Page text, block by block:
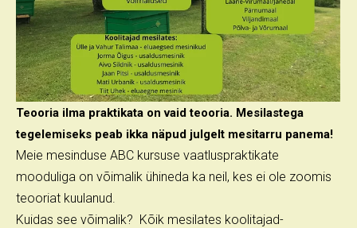
Teooria ilma praktikata on vaid teooria. Mesilastega
tegelemiseks peab ikka näpud julgelt mesitarru panema!
Meie mesinduse ABC kursuse vaatluspraktikate
mooduliga on võimalik ühineda ka neil, kes ei ole zoomis
teooriat kuulanud.
Kuidas see võimalik? Kõik mesilates koolitajad-